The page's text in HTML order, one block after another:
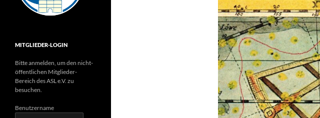
MITGLIEDER-LOGIN
Bitte anmelden, um den nicht-
öffentlichen Mitglieder-
Bereich des ASL e.V. zu
besuchen.
Benutzername